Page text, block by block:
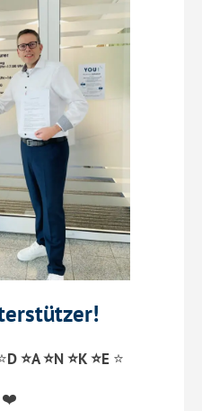
D ⭐️A ⭐️N ⭐️K ⭐️E ⭐️
❤️